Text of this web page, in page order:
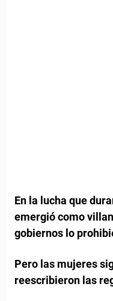
En la lucha que
emergió como
gobiernos lo
Pero las mujeres
reescribieron las